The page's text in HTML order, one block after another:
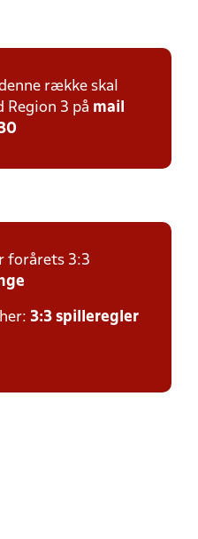
række skal
Region 3 på mail
forårets 3:3
3:3 spilleregler